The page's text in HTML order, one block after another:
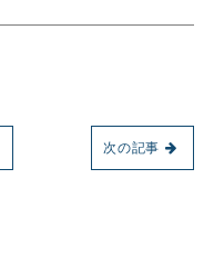
次の記事